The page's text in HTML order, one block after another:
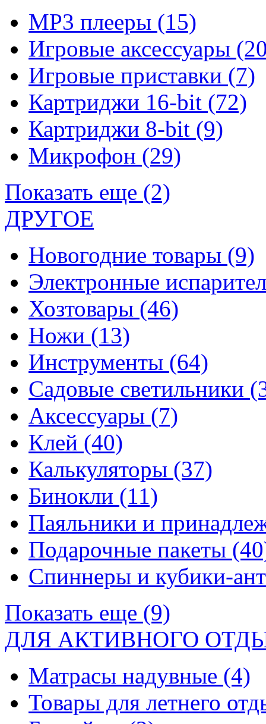
MP3 плееры (15)
Игровые аксессуары
Игровые приставки (7)
Картриджи 16-bit (72)
Картриджи 8-bit (9)
Микрофон (29)
Показать еще (2)
ДРУГОЕ
Новогодние товары (9)
Электронные
Хозтовары (46)
Ножи (13)
Инструменты (64)
Садовые светильники
Аксессуары (7)
Клей (40)
Калькуляторы (37)
Бинокли (11)
Паяльники и
Подарочные пакеты
Спиннеры и кубики-
Показать еще (9)
ДЛЯ АКТИВНОГО
Матрасы надувные (4)
Товары для летнего